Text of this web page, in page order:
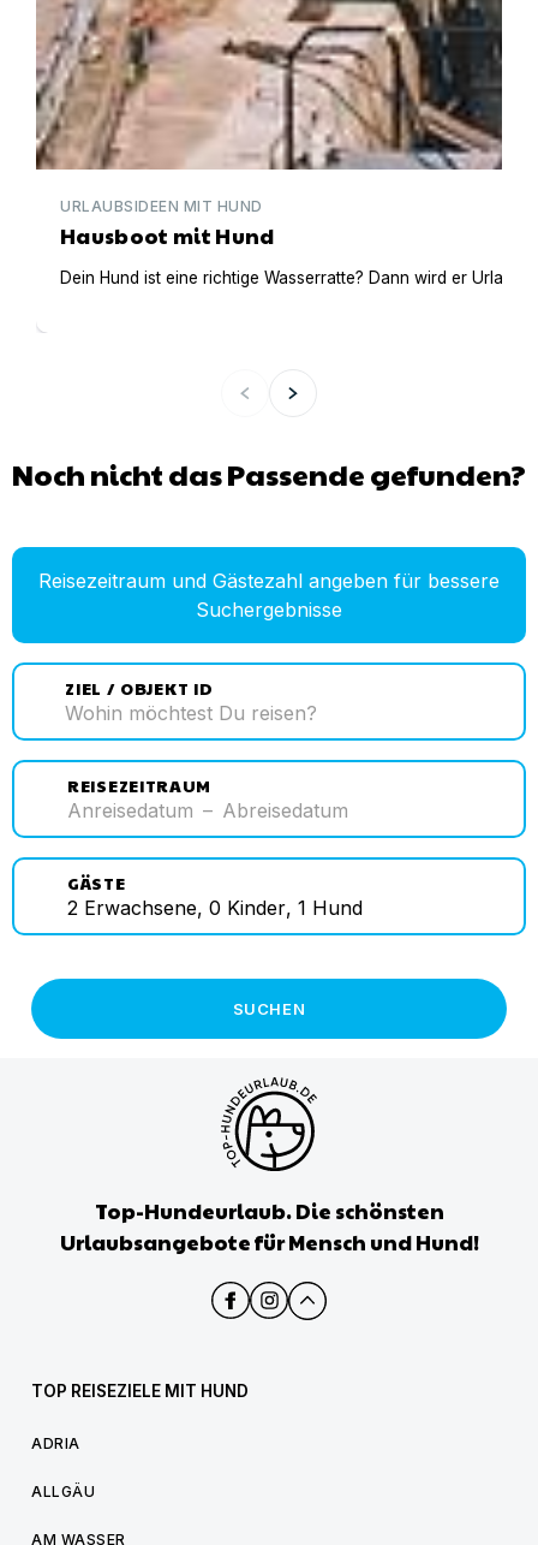
URLAUBSIDEEN MIT HUND
Hausboot mit Hund
Dein Hund ist eine richtige Wasserratte? Dann wird er
Noch nicht das Passende gefunden?
Reisezeitraum und Gästezahl angeben für bessere
Suchergebnisse
ZIEL / OBJEKT ID
REISEZEITRAUM
Anreisedatum – Abreisedatum
GÄSTE
2 Erwachsene, 0 Kinder, 1 Hund
SUCHEN
Top-Hundeurlaub. Die schönsten
Urlaubsangebote für Mensch und Hund!
TOP REISEZIELE MIT HUND
ADRIA
ALLGÄU
AM WASSER